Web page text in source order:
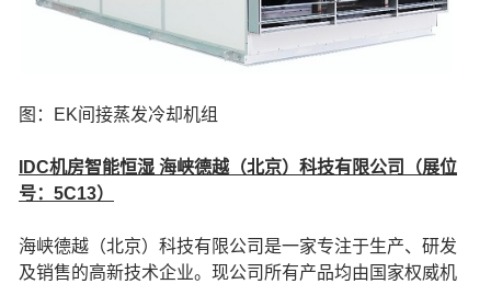
图：EK间接蒸发冷却机组
IDC机房智能恒湿 海峡德越（北京）科技有限公司（展位
号：5C13）
海峡德越（北京）科技有限公司是一家专注于生产、研发
及销售的高新技术企业。现公司所有产品均由国家权威机